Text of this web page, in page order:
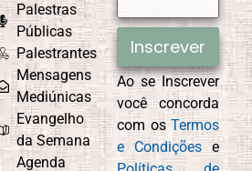
Combate ao
Egoísmo
Conexão com
Deus
Palestras
Públicas
Palestrantes
Mensagens
Mediúnicas
Evangelho
da Semana
Agenda
Inscrever
Ao se Inscrever
você concorda
com osTermos
e Condições e